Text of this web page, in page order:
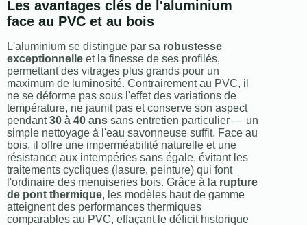
Les avantages clés de l'aluminium
face au PVC et au bois
L'aluminium se distingue par sa robustesse
exceptionnelle et la finesse de ses profilés,
permettant des vitrages plus grands pour un
maximum de luminosité. Contrairement au PVC, il
ne se déforme pas sous l'effet des variations de
température, ne jaunit pas et conserve son aspect
pendant30 à 40 ans sans entretien particulier — un
simple nettoyage à l'eau savonneuse suffit. Face au
bois, il offre une imperméabilité naturelle et une
résistance aux intempéries sans égale, évitant les
traitements cycliques (lasure, peinture) qui font
l'ordinaire des menuiseries bois. Grâce à la rupture
de pont thermique, les modèles haut de gamme
atteignent des performances thermiques
comparables au PVC, effaçant le déficit historique